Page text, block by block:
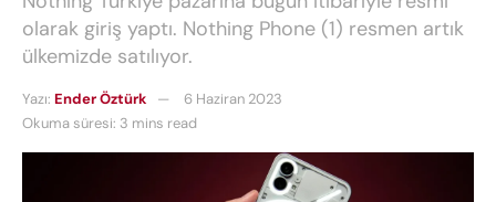
olarak giriş yaptı. Nothing Phone (1) resmen artık
ülkemizde satılıyor.
Yazı: Ender Öztürk
6 Haziran 2023
Okuma süresi: 3 mins read